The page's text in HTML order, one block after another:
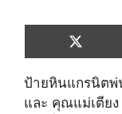
Share
on
X
(
w
i
ป้ายหินแกรนิตพ่
และ คุณแม่เตีย